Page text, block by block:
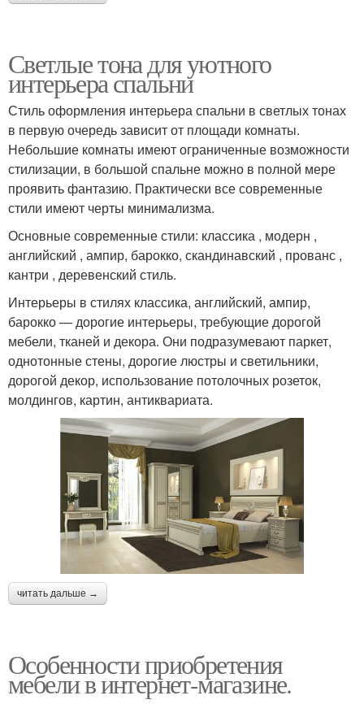
Светлые тона для уютного
интерьера спальни
Стиль оформления интерьера спальни в светлых тонах
в первую очередь зависит от площади комнаты.
Небольшие комнаты имеют ограниченные возможности
стилизации, в большой спальне можно в полной мере
проявить фантазию. Практически все современные
стили имеют черты минимализма.
Основные современные стили: классика , модерн ,
английский , ампир, барокко, скандинавский , прованс ,
кантри , деревенский стиль.
Интерьеры в стилях классика, английский, ампир,
барокко — дорогие интерьеры, требующие дорогой
мебели, тканей и декора. Они подразумевают паркет,
однотонные стены, дорогие люстры и светильники,
дорогой декор, использование потолочных розеток,
молдингов, картин, антиквариата.
читать дальше →
Особенности приобретения
мебели в интернет-магазине.